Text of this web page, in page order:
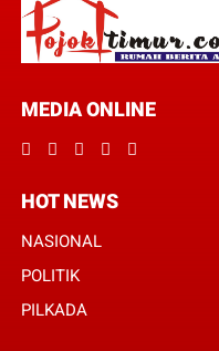
MEDIA ONLINE
HOT NEWS
NASIONAL
POLITIK
PILKADA